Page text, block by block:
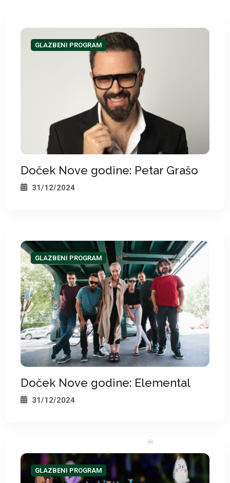
GLAZBENI PROGRAM
Doček Nove godine: Petar Grašo
31/12/2024
GLAZBENI PROGRAM
Doček Nove godine: Elemental
31/12/2024
GLAZBENI PROGRAM
*